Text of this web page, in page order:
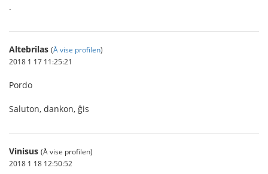
.
Altebrilas (Å vise profilen)
2018 1 17 11:25:21
Pordo
Saluton, dankon, ĝis
Vinisus (Å vise profilen)
2018 1 18 12:50:52